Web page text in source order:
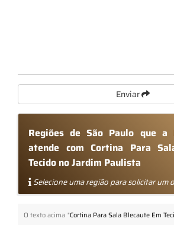
Enviar
Regiões de São Paulo que a
atende com Cortina Para
Tecido no Jardim Paulista
Selecione uma região para solicitar um
O texto acima "Cortina Para Sala Blecaute Em